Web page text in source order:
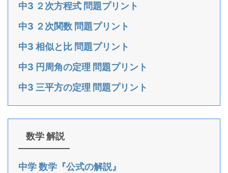
中3 ２次方程式 問題プリント
中3 ２次関数 問題プリント
中3 相似と比 問題プリント
中3 円周角の定理 問題プリント
中3 三平方の定理 問題プリント
数学 解説
中学 数学『公式の解説』